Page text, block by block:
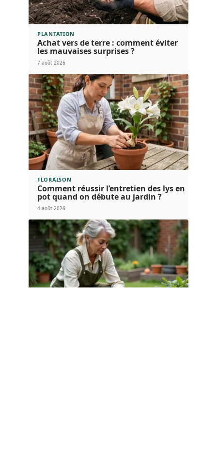
PLANTATION
Achat vers de terre : comment éviter
les mauvaises surprises ?
7 août 2026
FLORAISON
Comment réussir l’entretien des lys en
pot quand on débute au jardin ?
4 août 2026